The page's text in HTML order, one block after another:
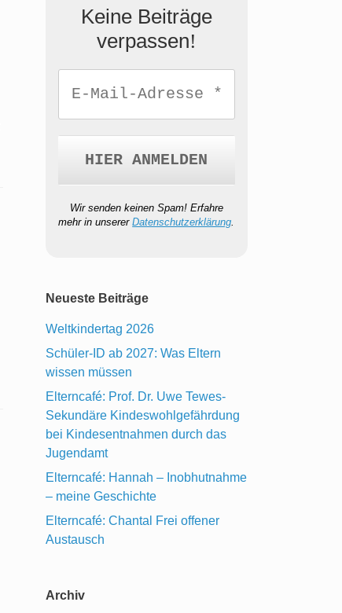
Keine Beiträge
verpassen!
Wir senden keinen Spam! Erfahre
mehr in unsererDatenschutzerklärung.
Neueste Beiträge
Weltkindertag 2026
Schüler-ID ab 2027: Was Eltern
wissen müssen
Elterncafé: Prof. Dr. Uwe Tewes-
Sekundäre Kindeswohlgefährdung
bei Kindesentnahmen durch das
Jugendamt
Elterncafé: Hannah – Inobhutnahme
– meine Geschichte
Elterncafé: Chantal Frei offener
Austausch
Archiv